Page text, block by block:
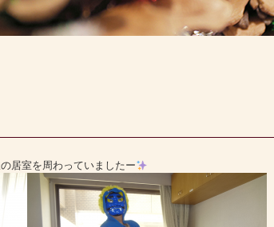
居室を周わっていましたー